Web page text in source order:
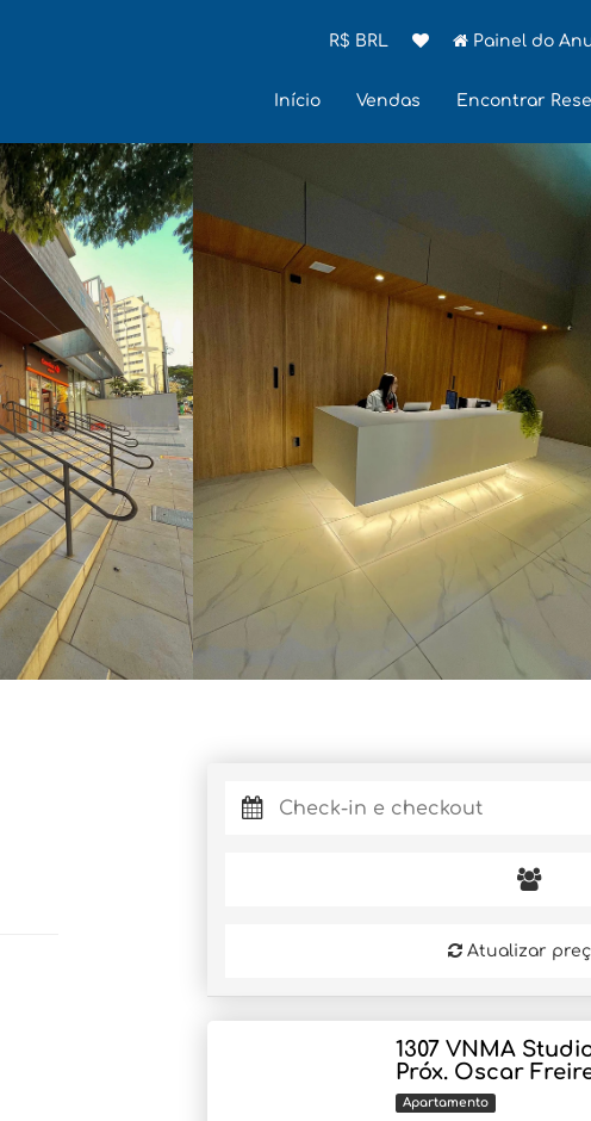
R$ BRL Painel do
Início Vendas Encontrar
Atualizar
1307 VNMA
Próx. Oscar
Apartamento